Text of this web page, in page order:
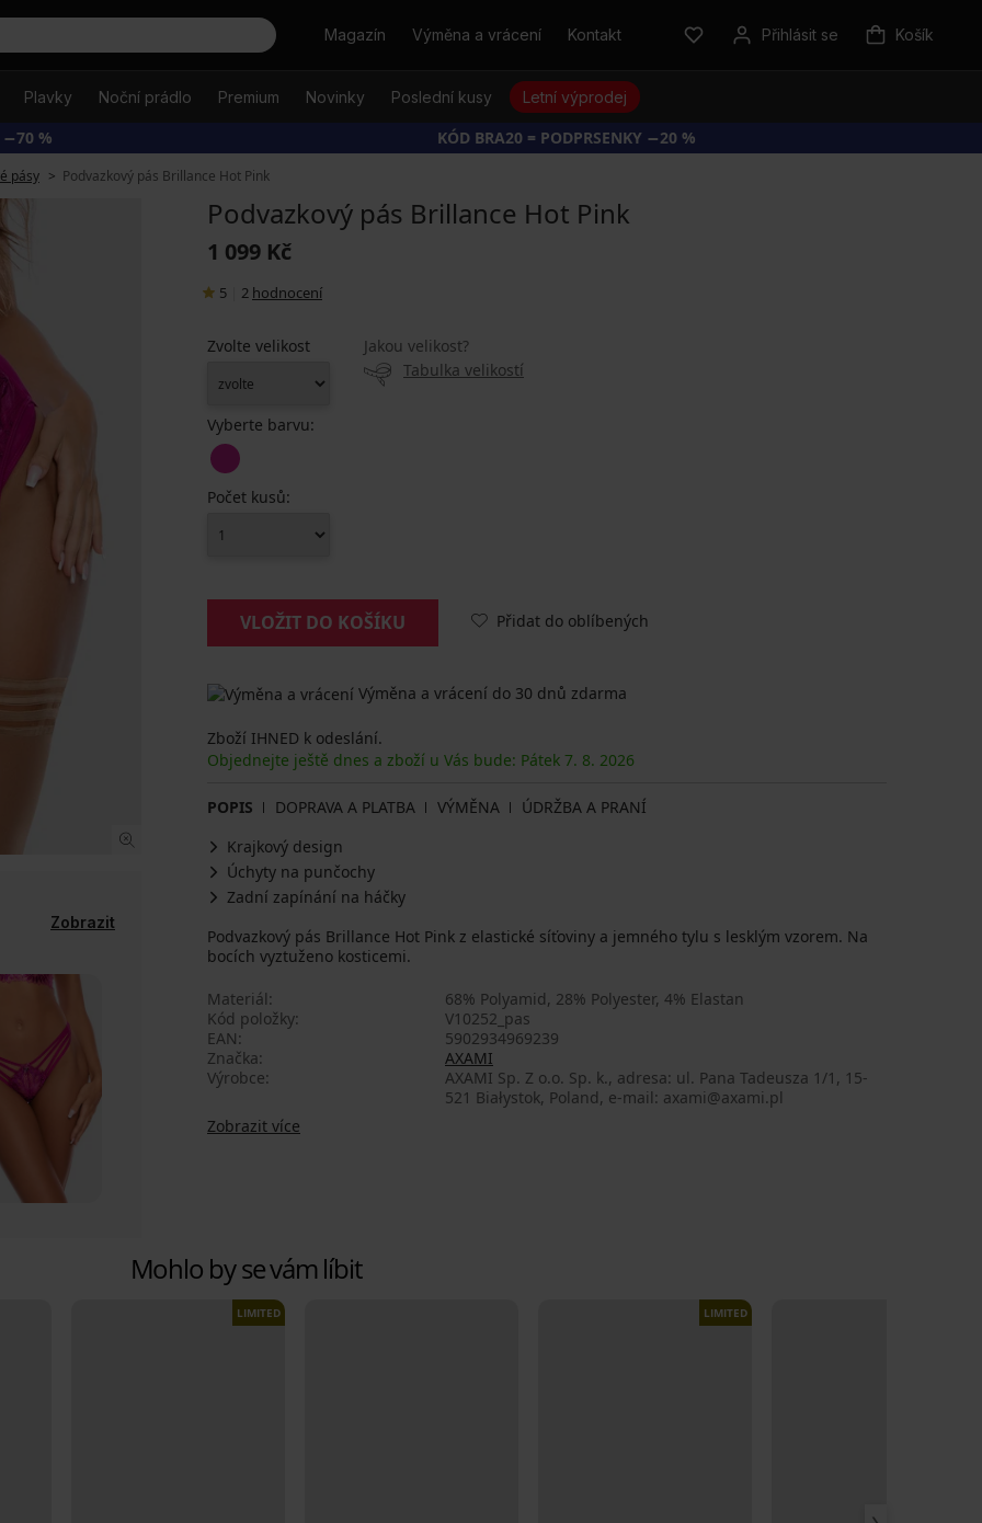
HledatMagazín Výměna a vrácení Kontakt Přihlásit se Košík
Plavky Noční prádlo Premium Novinky Poslední kusy Letní výprodej
−70 % KÓD BRA20 = PODPRSENKY −20 %
pásy Podvazkový pás Brillance Hot Pink
Zobrazit
Podvazkový pás Brillance Hot Pink
1 099 Kč
5 2 hodnocení
Zvolte velikost
Jakou velikost?
Tabulka velikostí
Vyberte barvu:
Počet kusů:
VLOŽIT DO KOŠÍKU Přidat do oblíbených
Výměna a vrácení do 30 dnů zdarma
Zboží IHNED k odeslání.
Objednejte ještě dnes a zboží u Vás bude: Pátek 7. 8. 2026
POPIS DOPRAVA A PLATBA VÝMĚNA
ÚDRŽBA A PRANÍ
Krajkový design
Úchyty na punčochy
Zadní zapínání na háčky
Podvazkový pás Brillance Hot Pink z elastické síťoviny a jemného tylu s lesklým vzorem. Na
bocích vyztuženo kosticemi.
Materiál
68% Polyamid, 28% Polyester, 4% Elastan
Kód položky
V10252_pas
EAN
5902934969239
Značka
AXAMI
Výrobce
AXAMI Sp. Z o.o. Sp. k., adresa: ul. Pana Tadeusza 1/1, 15-
521 Białystok, Poland, e-mail: axami@axami.pl
Zobrazit více
Mohlo by se vám líbit
LIMITED LIMITED